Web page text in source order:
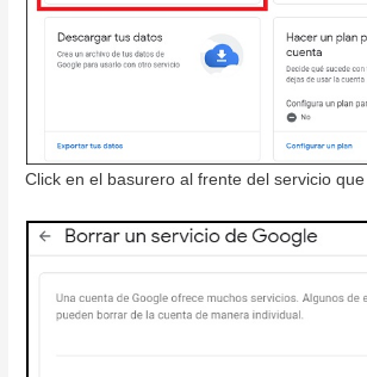
Click en el basurero al frente del servicio que